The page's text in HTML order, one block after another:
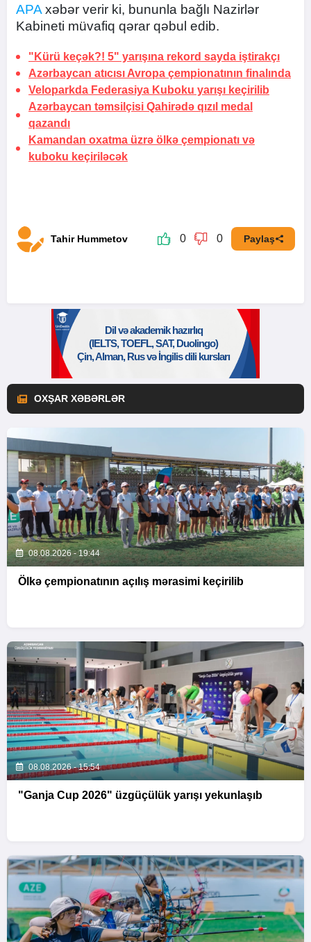
APA xəbər verir ki, bununla bağlı Nazirlər
Kabineti müvafiq qərar qəbul edib.
"Kürü keçək?! 5" yarışına rekord sayda iştirakçı
Azərbaycan atıcısı Avropa çempionatının finalında
Veloparkda Federasiya Kuboku yarışı keçirilib
Azərbaycan təmsilçisi Qahirədə qızıl medal
qazandı
Kamandan oxatma üzrə ölkə çempionatı və
kuboku keçiriləcək
Tahir Hummetov 0 0 Paylaş
OXŞAR XƏBƏRLƏR
08.08.2026 - 19:44
Ölkə çempionatının açılış mərasimi keçirilib
08.08.2026 - 15:54
"Ganja Cup 2026" üzgüçülük yarışı yekunlaşıb